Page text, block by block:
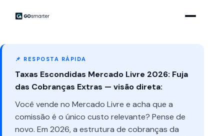
📌 RESPOSTA RÁPIDA
Taxas Escondidas Mercado Livre 2026: Fuja
das Cobranças Extras — visão direta:
Você vende no Mercado Livre e acha que a
comissão é o único custo relevante? Pense de
novo. Em 2026, a estrutura de cobranças da